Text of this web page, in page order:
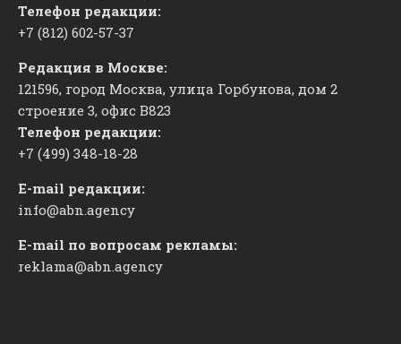
Телефон редакции:
+7 (812) 602-57-37
Редакция в Москве:
121596, город Москва, улица Горбунова, дом 2
строение 3, офис ​В823
Телефон редакции:
+7 (499) 348-18-28
E-mail редакции:
info@abn.agency
E-mail по вопросам рекламы:
reklama@abn.agency